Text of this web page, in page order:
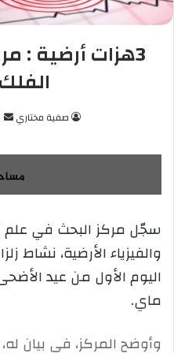
3هزات أرضية :
صفية مختاري
ب
د
إ
ت
سجّل مركز البحث في علم
والفيزياء الأرضية، نشاط
ماي.
وأوضح المركز، في بيان